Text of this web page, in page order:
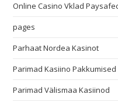
Online Casino Vklad
pages
Parhaat Nordea Kasinot
Parimad Kasiino Pakkumised
Parimad Välismaa Kasiinod